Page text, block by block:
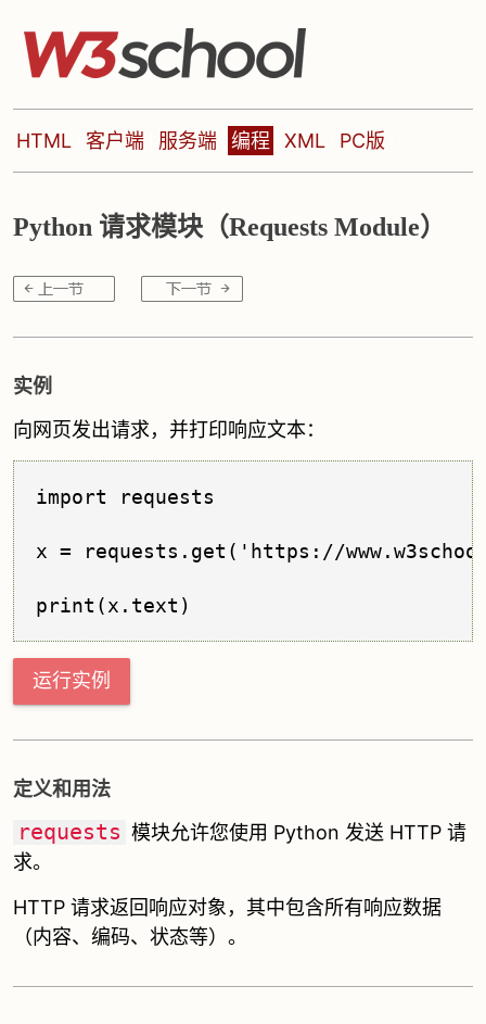
HTML 客户端 服务端 编程 XML PC版
Python 请求模块（Requests Module）
实例
向网页发出请求，并打印响应文本：
import requests
x = requests.get('https://
运行实例
定义和用法
requests 模块允许您使用 Python 发送 HTTP 请
求。
HTTP 请求返回响应对象，其中包含所有响应数据
（内容、编码、状态等）。